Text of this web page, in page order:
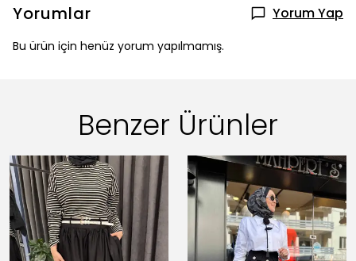
Yorumlar Yorum Yap
Bu ürün için henüz yorum yapılmamış.
Benzer Ürünler